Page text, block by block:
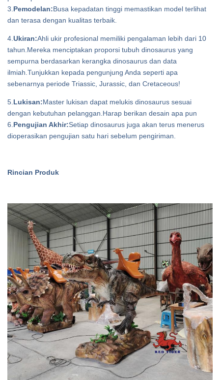
3. Pemodelan:Busa kepadatan tinggi memastikan model terlihat
dan terasa dengan kualitas terbaik.
4. Ukiran:Ahli ukir profesional memiliki pengalaman lebih dari 10
tahun.Mereka menciptakan proporsi tubuh dinosaurus yang
sempurna berdasarkan kerangka dinosaurus dan data
ilmiah.Tunjukkan kepada pengunjung Anda seperti apa
sebenarnya periode Triassic, Jurassic, dan Cretaceous!
5. Lukisan:Master lukisan dapat melukis dinosaurus sesuai
dengan kebutuhan pelanggan.Harap berikan desain apa pun
6. Pengujian Akhir:Setiap dinosaurus juga akan terus menerus
dioperasikan pengujian satu hari sebelum pengiriman.
Rincian Produk